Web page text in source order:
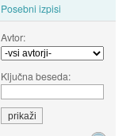
Posebni izpisi
Avtor:
Ključna beseda: